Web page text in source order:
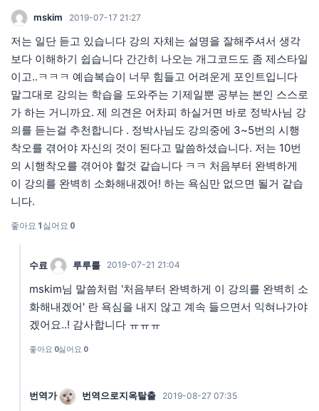
mskim 2019-07-17 21:27
저는 일단 듣고 있습니다 강의 자체는 설명을 잘해주셔서 생각
보다 이해하기 쉽습니다 간간히 나오는 개그코드도 좀 제스타일
이고..ㅋㅋㅋ 예습복습이 너무 힘들고 어려운게 포인트입니다
말그대로 강의는 학습을 도와주는 기제일뿐 공부는 본인 스스로
가 하는 거니까요. 제 의견은 어차피 하실거면 바로 정박사님 강
의를 듣는걸 추천합니다 . 정박사님도 강의중에 3~5번의 시행
착오를 겪어야 자신의 것이 된다고 말씀하셨습니다. 저는 10번
의 시행착오를 겪어야 할것 같습니다 ㅋㅋ 처음부터 완벽하게
이 강의를 완벽히 소화해내겠어! 하는 욕심만 없으면 될거 같습
니다.
좋아요1싫어요 0
수료 루루룰 2019-07-21 21:04
mskim님 말씀처럼 '처음부터 완벽하게 이 강의를 완벽히 소
화해내겠어' 란 욕심을 내지 않고 계속 들으면서 익혀나가야
겠어요..! 감사합니다 ㅠㅠㅠ
좋아요 0싫어요 0
번역가 번역으로지옥탈출 2019-08-27 07:35